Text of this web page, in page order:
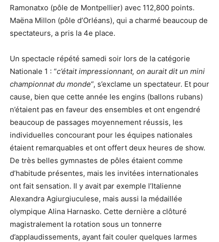
Ramonatxo (pôle de Montpellier) avec 112,800 points.
Maëna Millon (pôle d’Orléans), qui a charmé beaucoup de
spectateurs, a pris la 4e place.
Un spectacle répété samedi soir lors de la catégorie
Nationale 1 : “c’était impressionnant, on aurait dit un mini
championnat du monde“, s’exclame un spectateur. Et pour
cause, bien que cette année les engins (ballons rubans)
n’étaient pas en faveur des ensembles et ont engendré
beaucoup de passages moyennement réussis, les
individuelles concourant pour les équipes nationales
étaient remarquables et ont offert deux heures de show.
De très belles gymnastes de pôles étaient comme
d’habitude présentes, mais les invitées internationales
ont fait sensation. Il y avait par exemple l’Italienne
Alexandra Agiurgiuculese, mais aussi la médaillée
olympique Alina Harnasko. Cette dernière a clôturé
magistralement la rotation sous un tonnerre
d’applaudissements, ayant fait couler quelques larmes